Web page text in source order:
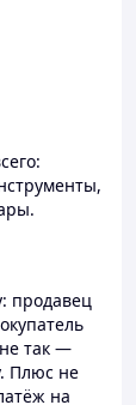
продавец
так —
Плюс не
на